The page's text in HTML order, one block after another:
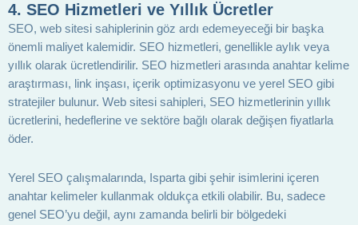
4. SEO Hizmetleri ve Yıllık Ücretler
SEO, web sitesi sahiplerinin göz ardı edemeyeceği bir başka
önemli maliyet kalemidir. SEO hizmetleri, genellikle aylık veya
yıllık olarak ücretlendirilir. SEO hizmetleri arasında anahtar kelime
araştırması, link inşası, içerik optimizasyonu ve yerel SEO gibi
stratejiler bulunur. Web sitesi sahipleri, SEO hizmetlerinin yıllık
ücretlerini, hedeflerine ve sektöre bağlı olarak değişen fiyatlarla
öder.
Yerel SEO çalışmalarında, Isparta gibi şehir isimlerini içeren
anahtar kelimeler kullanmak oldukça etkili olabilir. Bu, sadece
genel SEO’yu değil, aynı zamanda belirli bir bölgedeki